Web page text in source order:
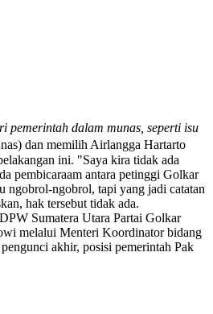
pemerintah dalam munas, seperti isu
dan memilih Airlangga Hartarto
ini. "Saya kira tidak ada
pembicaraam antara petinggi Golkar
ngobrol-ngobrol, tapi yang jadi catatan
hak tersebut tidak ada.
Sumatera Utara Partai Golkar
melalui Menteri Koordinator bidang
akhir, posisi pemerintah Pak